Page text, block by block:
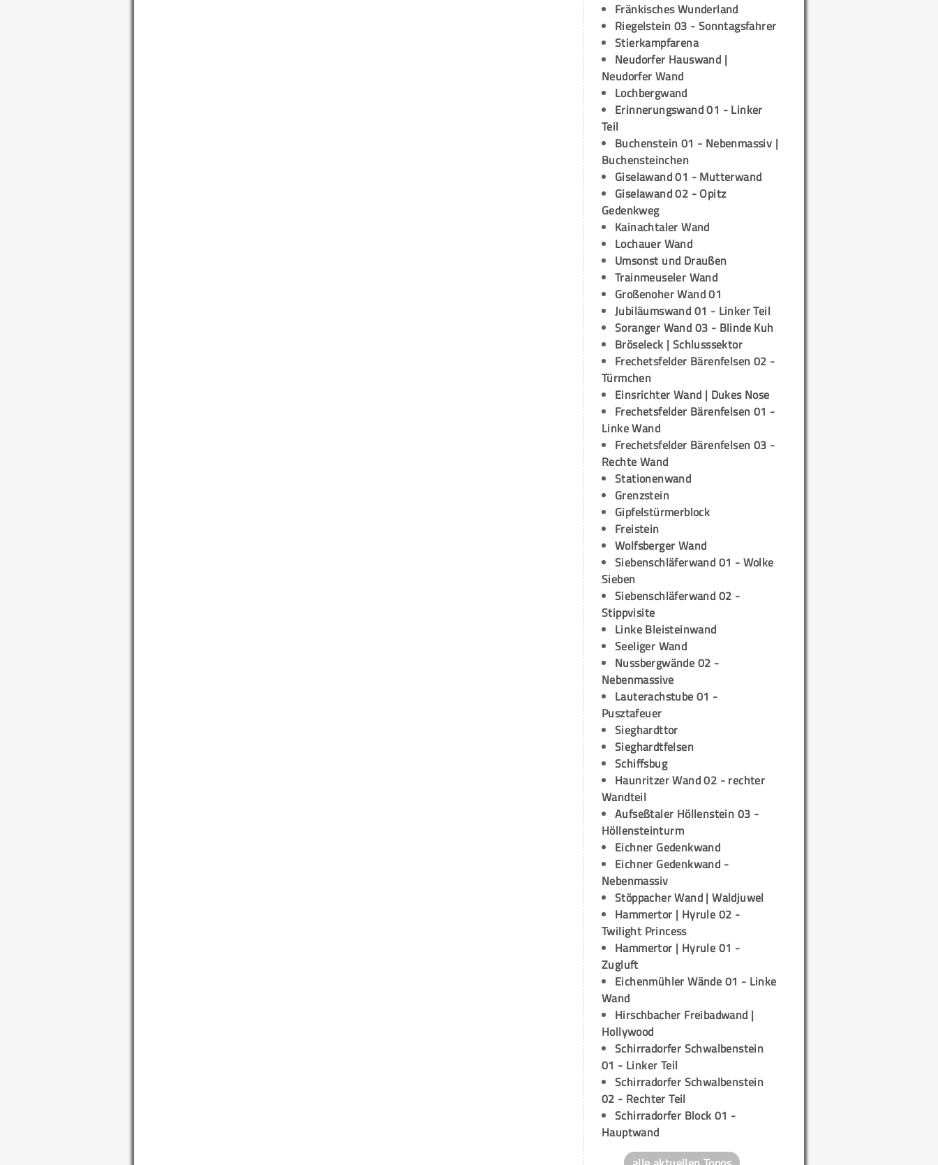
Fränkisches Wunderland
Riegelstein 03 - Sonntagsfahrer
Stierkampfarena
Neudorfer Hauswand |
Neudorfer Wand
Lochbergwand
Erinnerungswand 01 - Linker
Teil
Buchenstein 01 - Nebenmassiv |
Buchensteinchen
Giselawand 01 - Mutterwand
Giselawand 02 - Opitz
Gedenkweg
Kainachtaler Wand
Lochauer Wand
Umsonst und Draußen
Trainmeuseler Wand
Großenoher Wand 01
Jubiläumswand 01 - Linker Teil
Soranger Wand 03 - Blinde Kuh
Bröseleck | Schlusssektor
Frechetsfelder Bärenfelsen 02 -
Türmchen
Einsrichter Wand | Dukes Nose
Frechetsfelder Bärenfelsen 01 -
Linke Wand
Frechetsfelder Bärenfelsen 03 -
Rechte Wand
Stationenwand
Grenzstein
Gipfelstürmerblock
Freistein
Wolfsberger Wand
Siebenschläferwand 01 - Wolke
Sieben
Siebenschläferwand 02 -
Stippvisite
Linke Bleisteinwand
Seeliger Wand
Nussbergwände 02 -
Nebenmassive
Lauterachstube 01 -
Pusztafeuer
Sieghardttor
Sieghardtfelsen
Schiffsbug
Haunritzer Wand 02 - rechter
Wandteil
Aufseßtaler Höllenstein 03 -
Höllensteinturm
Eichner Gedenkwand
Eichner Gedenkwand -
Nebenmassiv
Stöppacher Wand | Waldjuwel
Hammertor | Hyrule 02 -
Twilight Princess
Hammertor | Hyrule 01 -
Zugluft
Eichenmühler Wände 01 - Linke
Wand
Hirschbacher Freibadwand |
Hollywood
Schirradorfer Schwalbenstein
01 - Linker Teil
Schirradorfer Schwalbenstein
02 - Rechter Teil
Schirradorfer Block 01 -
Hauptwand